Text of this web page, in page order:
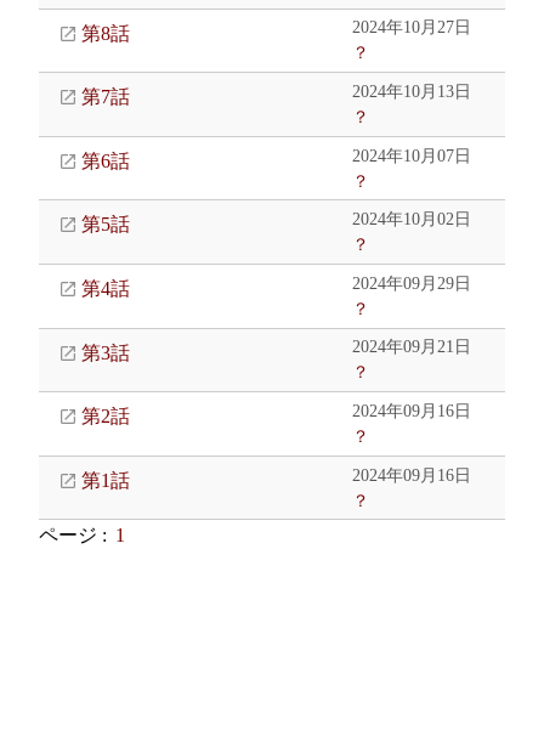
第8話
2024年10月27日
？
第7話
2024年10月13日
？
第6話
2024年10月07日
？
第5話
2024年10月02日
？
第4話
2024年09月29日
？
第3話
2024年09月21日
？
第2話
2024年09月16日
？
第1話
2024年09月16日
？
ページ : 1